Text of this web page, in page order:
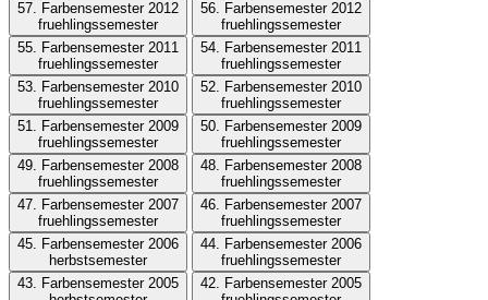
57. Farbensemester 2012
fruehlingssemester
56. Farbensemester 2012
fruehlingssemester
55. Farbensemester 2011
fruehlingssemester
54. Farbensemester 2011
fruehlingssemester
53. Farbensemester 2010
fruehlingssemester
52. Farbensemester 2010
fruehlingssemester
51. Farbensemester 2009
fruehlingssemester
50. Farbensemester 2009
fruehlingssemester
49. Farbensemester 2008
fruehlingssemester
48. Farbensemester 2008
fruehlingssemester
47. Farbensemester 2007
fruehlingssemester
46. Farbensemester 2007
fruehlingssemester
45. Farbensemester 2006
herbstsemester
44. Farbensemester 2006
fruehlingssemester
43. Farbensemester 2005
42. Farbensemester 2005